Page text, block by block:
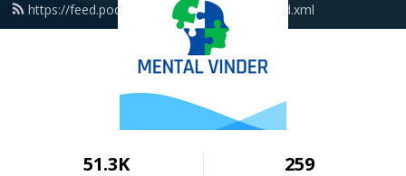
https://feed.podbean.com/mentalvinder/feed.xml
51.3K 259